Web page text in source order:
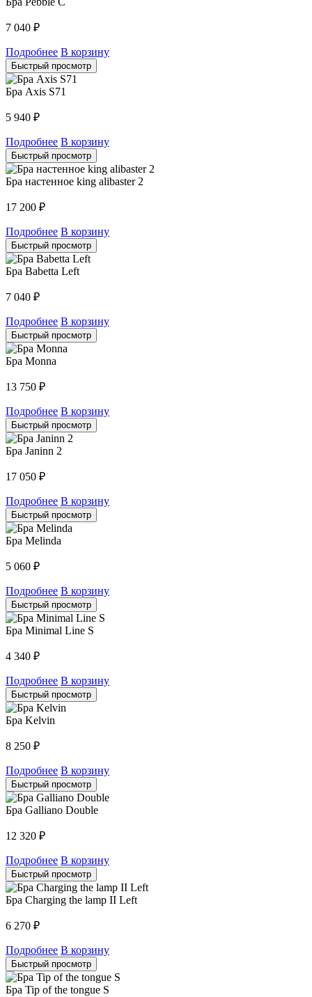
7 040 ₽
Подробнее В корзину
Быстрый просмотр
Бра Axis S71
5 940 ₽
Подробнее В корзину
Быстрый просмотр
Бра настенное king alibaster 2
17 200 ₽
Подробнее В корзину
Быстрый просмотр
Бра Babetta Left
7 040 ₽
Подробнее В корзину
Быстрый просмотр
Бра Monna
13 750 ₽
Подробнее В корзину
Быстрый просмотр
Бра Janinn 2
17 050 ₽
Подробнее В корзину
Быстрый просмотр
Бра Melinda
5 060 ₽
Подробнее В корзину
Быстрый просмотр
Бра Minimal Line S
4 340 ₽
Подробнее В корзину
Быстрый просмотр
Бра Kelvin
8 250 ₽
Подробнее В корзину
Быстрый просмотр
Бра Galliano Double
12 320 ₽
Подробнее В корзину
Быстрый просмотр
Бра Charging the lamp II Left
6 270 ₽
Подробнее В корзину
Быстрый просмотр
Бра Tip of the tongue S